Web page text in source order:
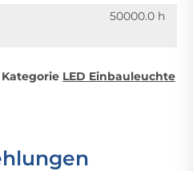
50000.0 h
LED Einbauleuchte